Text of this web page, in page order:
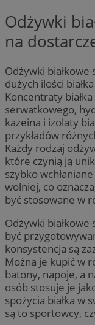
Odżywki
na
Odżywki
dużych ilości
Koncentraty
serwatkowego,
kazeina i izolaty
przykładów
Każdy rodzaj
które czynią ją
szybko
wolniej, co
być stosowane w
Odżywki
być
konsystencja są
Można je kupić w
batony, napoje, a
osób stosuje je
spożycia białka w
są to sportowcy,